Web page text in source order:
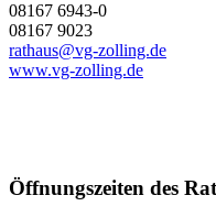
08167 6943-0
08167 9023
rathaus@vg-zolling.de
www.vg-zolling.de
Öffnungszeiten des